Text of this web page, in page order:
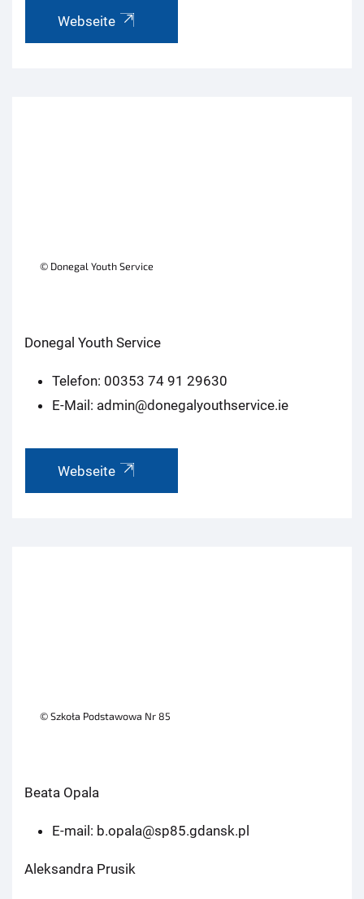
Webseite
© Donegal Youth Service
Donegal Youth Service
Telefon: 00353 74 91 29630
E-Mail: admin@donegalyouthservice.ie
Webseite
© Szkoła Podstawowa Nr 85
Beata Opala
E-mail: b.opala@sp85.gdansk.pl
Aleksandra Prusik